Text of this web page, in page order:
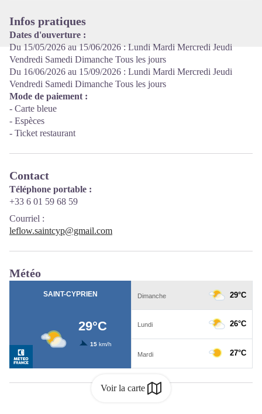
Voir la carte
Infos pratiques
Dates d'ouverture :
Du 15/05/2026 au 15/06/2026 : Lundi Mardi Mercredi Jeudi
Vendredi Samedi Dimanche Tous les jours
Du 16/06/2026 au 15/09/2026 : Lundi Mardi Mercredi Jeudi
Vendredi Samedi Dimanche Tous les jours
Mode de paiement :
- Carte bleue
- Espèces
- Ticket restaurant
Contact
Téléphone portable :
+33 6 01 59 68 59
Courriel :
leflow.saintcyp@gmail.com
Météo